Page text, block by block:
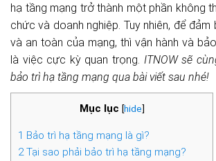
hạ tầng mạng trở thành một phần không
chức và doanh nghiệp. Tuy nhiên, để đảm
và an toàn của mạng, thì vận hành và
là việc cực kỳ quan trọng. ITNOW sẽ
bảo trì hạ tầng mạng qua bài viết sau nhé!
Mục lục [hide]
1 Bảo trì hạ tầng mạng là gì?
2Tại sao phải bảo trì hạ tầng mạng?